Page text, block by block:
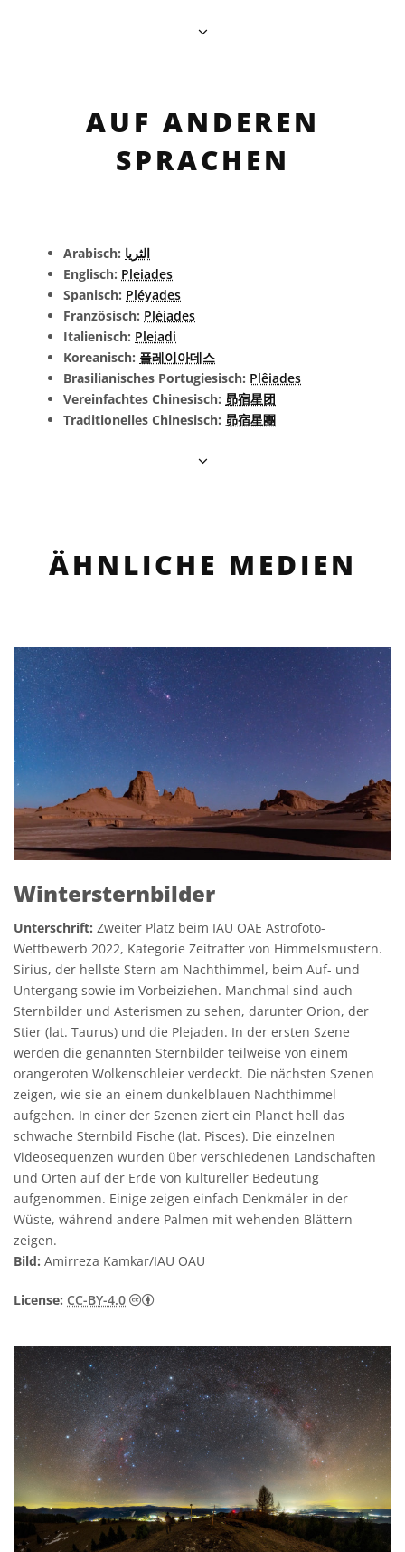
AUF ANDEREN
SPRACHEN
Arabisch: الثريا
Englisch: Pleiades
Spanisch: Pléyades
Französisch: Pléiades
Italienisch: Pleiadi
Koreanisch: 플레이아데스
Brasilianisches Portugiesisch: Plêiades
Vereinfachtes Chinesisch: 昴宿星团
Traditionelles Chinesisch: 昴宿星團
ÄHNLICHE MEDIEN
Wintersternbilder
Unterschrift: Zweiter Platz beim IAU OAE Astrofoto-
Wettbewerb 2022, Kategorie Zeitraffer von Himmelsmustern.
Sirius, der hellste Stern am Nachthimmel, beim Auf- und
Untergang sowie im Vorbeiziehen. Manchmal sind auch
Sternbilder und Asterismen zu sehen, darunter Orion, der
Stier (lat. Taurus) und die Plejaden. In der ersten Szene
werden die genannten Sternbilder teilweise von einem
orangeroten Wolkenschleier verdeckt. Die nächsten Szenen
zeigen, wie sie an einem dunkelblauen Nachthimmel
aufgehen. In einer der Szenen ziert ein Planet hell das
schwache Sternbild Fische (lat. Pisces). Die einzelnen
Videosequenzen wurden über verschiedenen Landschaften
und Orten auf der Erde von kultureller Bedeutung
aufgenommen. Einige zeigen einfach Denkmäler in der
Wüste, während andere Palmen mit wehenden Blättern
zeigen.
Bild: Amirreza Kamkar/IAU OAU
License: CC-BY-4.0 Creative Commons Namensnennung 4.0